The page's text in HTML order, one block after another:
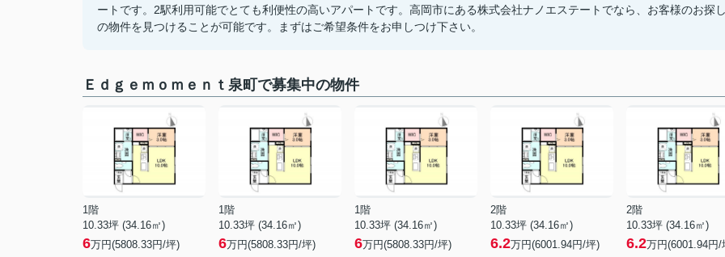
ートです。2駅利用可能でとても利便性の高いアパートです。高岡市にある株式会社ナノエステートでなら、お客様のお探
の物件を見つけることが可能です。まずはご希望条件をお申しつけ下さい。
Ｅｄｇｅｍｏｍｅｎｔ泉町で募集中の物件
1階
10.33坪 (34.16㎡)
6万円(5808.33円/坪)
1階
10.33坪 (34.16㎡)
6万円(5808.33円/坪)
1階
10.33坪 (34.16㎡)
6万円(5808.33円/坪)
2階
10.33坪 (34.16㎡)
6.2万円(6001.94円/坪)
2階
10.33坪 (34.16㎡)
6.2万円(6001.94円/